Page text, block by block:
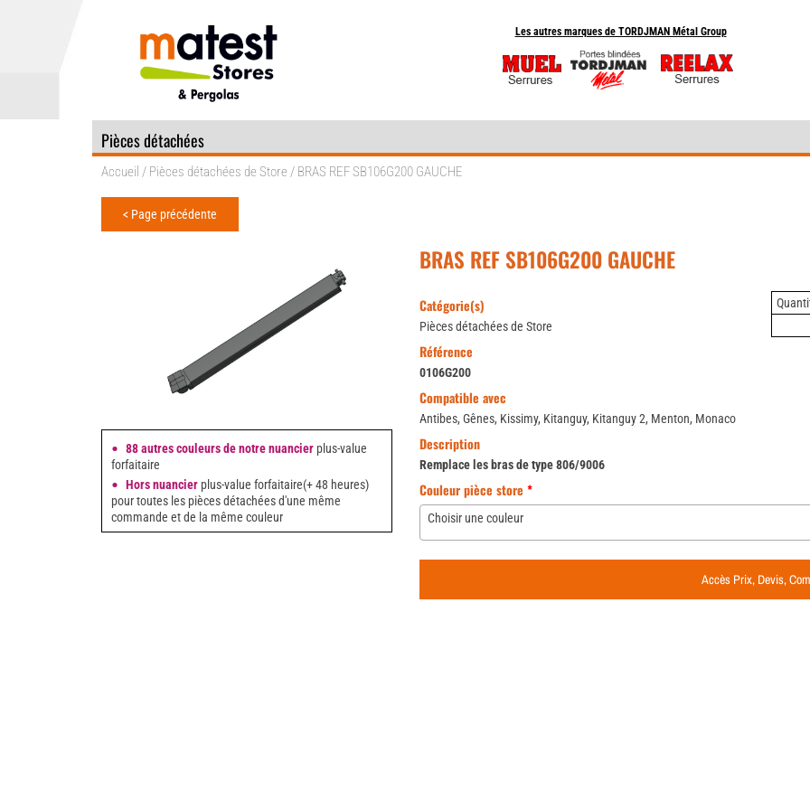
Les autres marques de TORDJMAN Métal Group
Pièces détachées
Accueil / Pièces détachées de Store / BRAS REF SB106G200 GAUCHE
< Page précédente
88 autres couleurs de notre nuancier plus-value
forfaitaire
Hors nuancier plus-value forfaitaire(+ 48 heures)
pour toutes les pièces détachées d'une même
commande et de la même couleur
BRAS REF SB106G200 GAUCHE
Catégorie(s)
Pièces détachées de Store
Référence
0106G200
Compatible avec
Antibes, Gênes, Kissimy, Kitanguy, Kitanguy 2, Menton, Monaco
Description
Remplace les bras de type 806/9006
Couleur pièce store *
Choisir une couleur
Accès Prix, Devis,